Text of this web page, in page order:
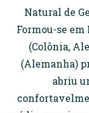
Natural de
Formou-se
(Colônia,
(Alemanha)
abriu